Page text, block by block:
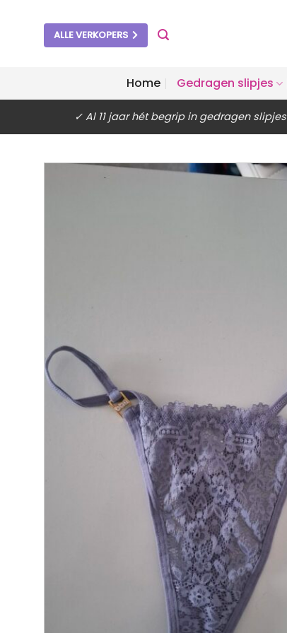
ALLE VERKOPERS
Home Gedragen slipjes
✓ Al 11 jaar hét begrip in gedragen slipjes